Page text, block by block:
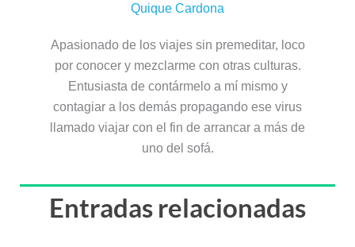
Entusiasta de contármelo a mí mismo y
llamado viajar con el fin de arrancar a más de
uno del sofá.
Entradas relacionadas